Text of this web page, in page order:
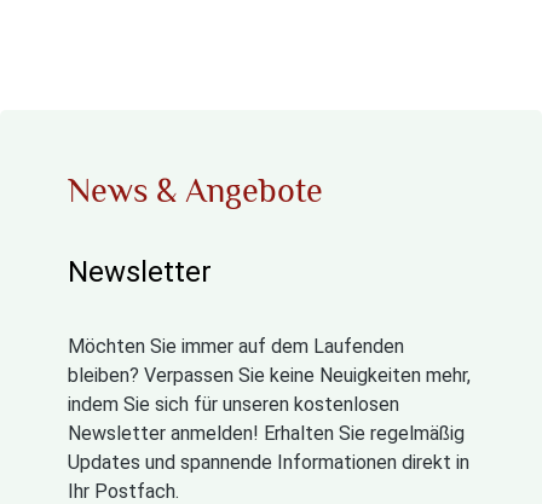
News & Angebote
Newsletter
Möchten Sie immer auf dem Laufenden
bleiben? Verpassen Sie keine Neuigkeiten mehr,
indem Sie sich für unseren kostenlosen
Newsletter anmelden! Erhalten Sie regelmäßig
Updates und spannende Informationen direkt in
Ihr Postfach.